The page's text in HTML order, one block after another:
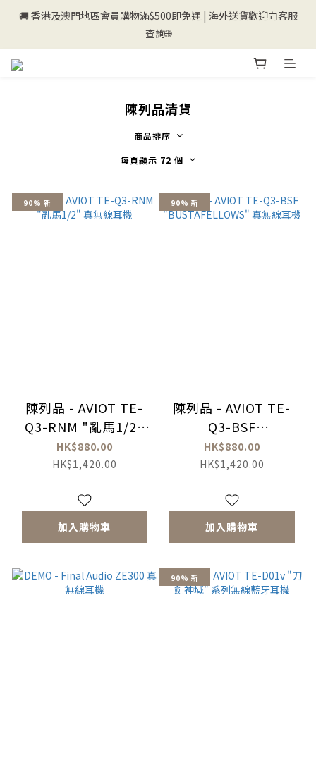
💰新登記會員即送50購物金💰
🚚 香港及澳門地區會員購物滿$500即免運 | 海外送貨歡迎向客服
查詢🌐
陳列品清貨
商品排序
每頁顯示 72 個
90% 新
陳列品 - AVIOT TE-
Q3-RNM "亂馬1/2"
真無線耳機
HK$880.00
HK$1,420.00
加入購物車
90% 新
陳列品 - AVIOT TE-
Q3-BSF
"BUSTAFELLOWS"
真無線耳機
HK$880.00
HK$1,420.00
加入購物車
90% 新